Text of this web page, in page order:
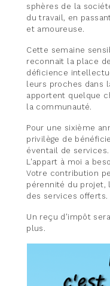
sphères de la
du travail, en
et amoureuse.
Cette semaine
reconnait la place
déficience
leurs proches dans
apportent quelque
la communauté.
Pour une sixième
privilège de
éventail de
L'appart à moi a
Votre contribution
pérennité du projet,
des services offerts.
Un reçu d'impôt
plus.